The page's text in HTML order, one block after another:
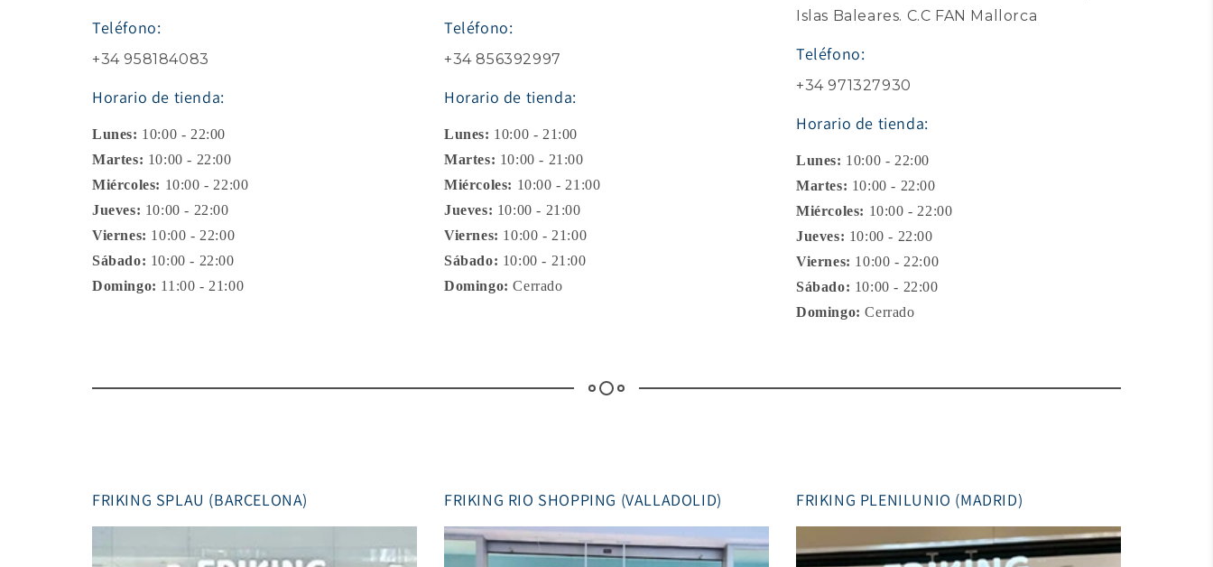
Teléfono:
+34 958184083
Horario de tienda:
Lunes: 10:00 - 22:00
Martes: 10:00 - 22:00
Miércoles: 10:00 - 22:00
Jueves: 10:00 - 22:00
Viernes: 10:00 - 22:00
Sábado: 10:00 - 22:00
Domingo: 11:00 - 21:00
Teléfono:
+34 856392997
Horario de tienda:
Lunes: 10:00 - 21:00
Martes: 10:00 - 21:00
Miércoles: 10:00 - 21:00
Jueves: 10:00 - 21:00
Viernes: 10:00 - 21:00
Sábado: 10:00 - 21:00
Domingo: Cerrado
Islas Baleares. C.C FAN Mallorca
Teléfono:
+34 971327930
Horario de tienda:
Lunes: 10:00 - 22:00
Martes: 10:00 - 22:00
Miércoles: 10:00 - 22:00
Jueves: 10:00 - 22:00
Viernes: 10:00 - 22:00
Sábado: 10:00 - 22:00
Domingo: Cerrado
FRIKING SPLAU (BARCELONA) FRIKING RIO SHOPPING (VALLADOLID) FRIKING PLENILUNIO (MADRID)